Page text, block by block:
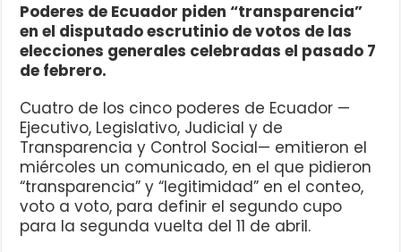
Poderes de Ecuador piden “transparencia”
en el disputado escrutinio de votos de las
elecciones generales celebradas el pasado 7
de febrero.
Cuatro de los cinco poderes de Ecuador —
Ejecutivo, Legislativo, Judicial y de
Transparencia y Control Social— emitieron el
miércoles un comunicado, en el que pidieron
“transparencia” y “legitimidad” en el conteo,
voto a voto, para definir el segundo cupo
para la segunda vuelta del 11 de abril.